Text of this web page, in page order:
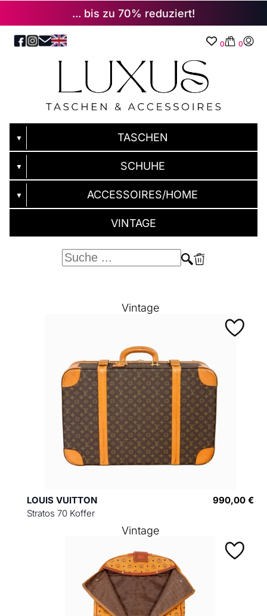
... bis zu 70% reduziert!
0 0
▼ TASCHEN
▼ SCHUHE
▼ ACCESSOIRES/HOME
VINTAGE
LOUIS VUITTON
Stratos 70 Koffer
990,00 €
Vintage
Vintage